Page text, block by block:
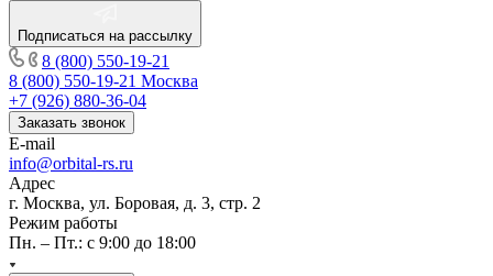
Подписаться на рассылку
8 (800) 550-19-21
8 (800) 550-19-21 Москва
+7 (926) 880-36-04
Заказать звонок
E-mail
info@orbital-rs.ru
Адрес
г. Москва, ул. Боровая, д. 3, стр. 2
Режим работы
Пн. – Пт.: с 9:00 до 18:00